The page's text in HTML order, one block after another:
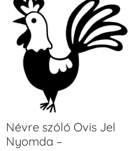
Névre szóló Ovis Jel
Nyomda –